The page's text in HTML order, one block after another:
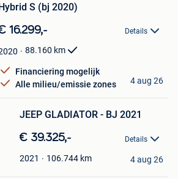
S (bj 2020)
16.299,- Details
88.160 km
Financiering mogelijk
Alle milieu/emissie zones
4 aug 26
JEEP GLADIATOR - BJ 2021
€ 39.325,- Details
2021 106.744 km 4 aug 26